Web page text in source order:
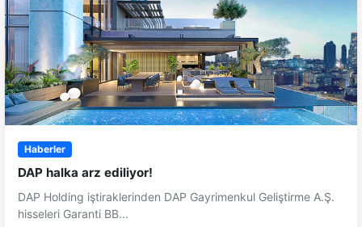
Haberler
DAP halka arz ediliyor!
DAP Holding iştiraklerinden DAP Gayrimenkul Geliştirme A.Ş.
hisseleri Garanti BB...